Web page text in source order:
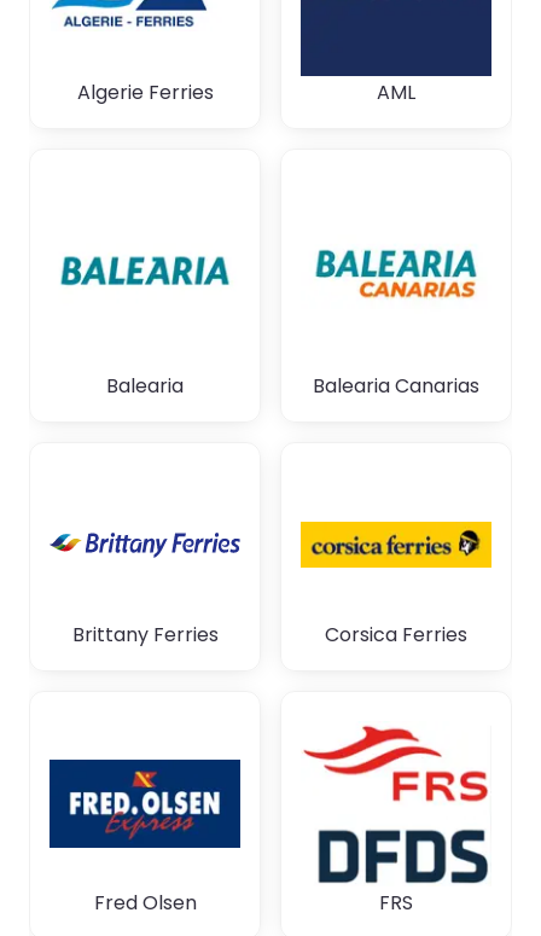
Algerie Ferries AML
Balearia Balearia Canarias
Brittany Ferries Corsica Ferries
Fred Olsen FRS